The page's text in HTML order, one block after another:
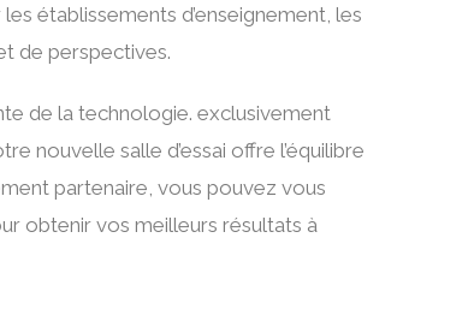
établissements d’enseignement, les
de perspectives.
de la technologie. exclusivement
nouvelle salle d’essai offre l’équilibre
partenaire, vous pouvez vous
obtenir vos meilleurs résultats à